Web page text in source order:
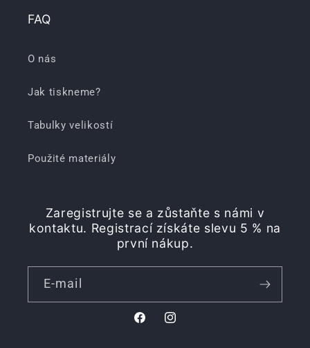
FAQ
O nás
Jak tiskneme?
Tabulky velikostí
Použité materiály
Zaregistrujte se a zůstaňte s námi v
kontaktu. Registrací získáte slevu 5 % na
první nákup.
E-mail
FacebookInstagram